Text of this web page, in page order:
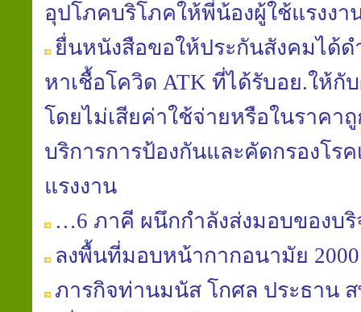
อุปโภคบริโภคให้พี่น้องผู้ใช้แรงง
ยื่นหนังสือขอให้ประกันสังคมได้
หาเชื้อโควิด ATK ที่ได้รับอย.ให้กั
โดยไม่เสียค่าใช้จ่ายหรือในราคา
บริการการป้องกันและคัดกรองโร
แรงงาน
…6 ภาคี ผนึกกำลังส่งมอบของบ
ลงพื้นที่มอบหน้ากากอนามัย
ภารกิจท่านมนัส โกศล ประธาน